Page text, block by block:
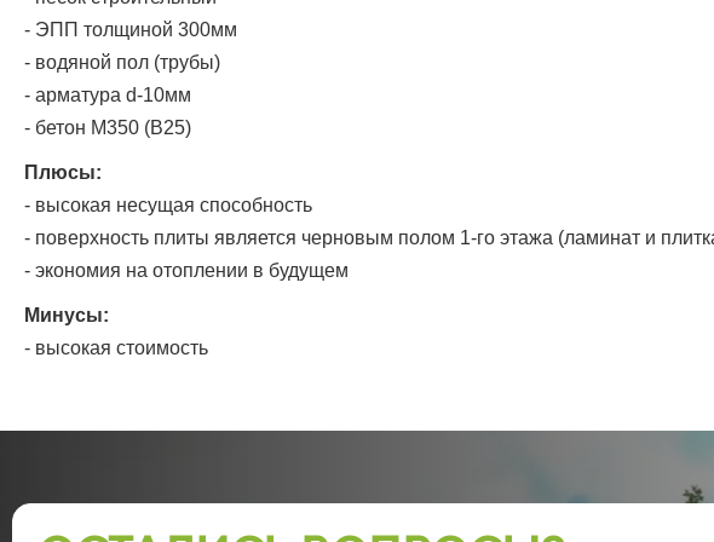
- ЭПП толщиной 300мм
- водяной пол (трубы)
- арматура d-10мм
- бетон М350 (В25)
Плюсы:
- высокая несущая способность
- поверхность плиты является черновым полом 1-го этажа (ламинат и
- экономия на отоплении в будущем
Минусы:
- высокая стоимость